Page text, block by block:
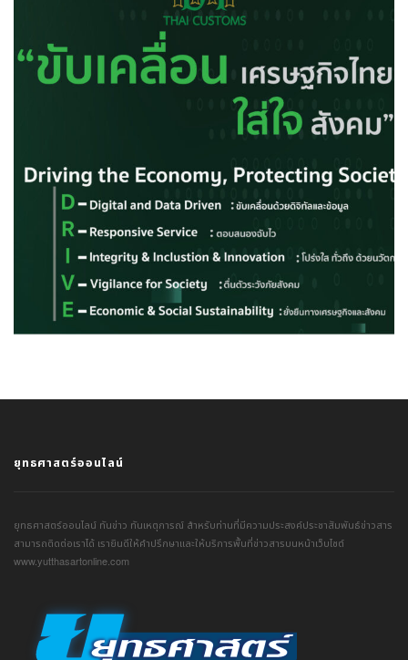
ยุทธศาสตร์ออนไลน์
ยุทธศาสตร์ออนไลน์ ทันข่าว ทันเหตุการณ์ สำหรับท่านที่มีความประสงค์ประชาสัมพันธ์ข่าวสาร
สามารถติดต่อเราได้ เรายินดีให้คำปรึกษาและให้บริการพื้นที่ข่าวสารบนหน้าเว็บไซต์
www.yutthasartonline.com